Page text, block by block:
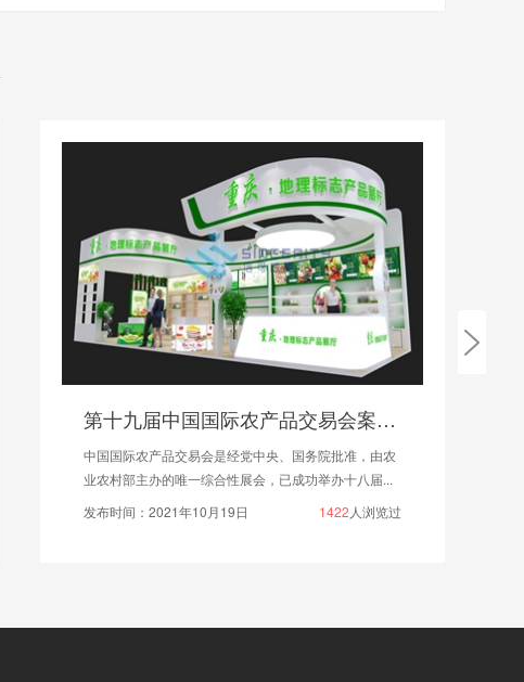
第十九届中国国际农产品交易会案例赏析
中国国际农产品交易会是经党中央、国务院批准，由农
业农村部主办的唯一综合性展会，已成功举办十八届...
发布时间：2021年10月19日
1422 人浏览过